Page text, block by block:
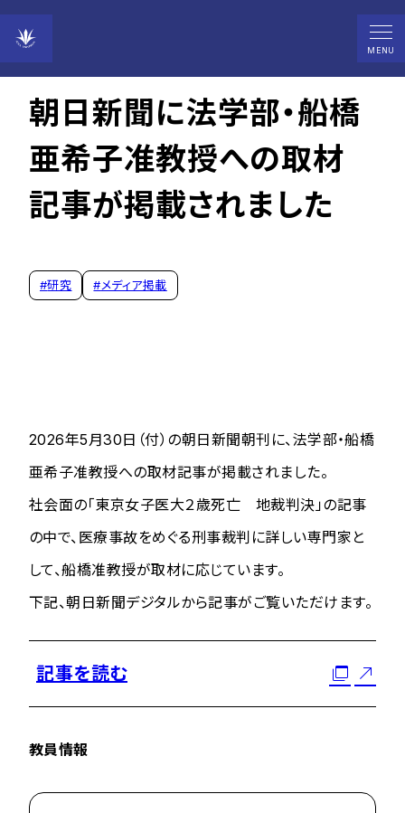
MENU
2026年06月05日
朝日新聞に法学部・船橋
亜希子准教授への取材
記事が掲載されました
#研究 #メディア掲載
2026年5月30日（付）の朝日新聞朝刊に、法学部・船橋
亜希子准教授への取材記事が掲載されました。
社会面の「東京女子医大２歳死亡 地裁判決」の記事
の中で、医療事故をめぐる刑事裁判に詳しい専門家と
して、船橋准教授が取材に応じています。
下記、朝日新聞デジタルから記事がご覧いただけます。
記事を読む
教員情報